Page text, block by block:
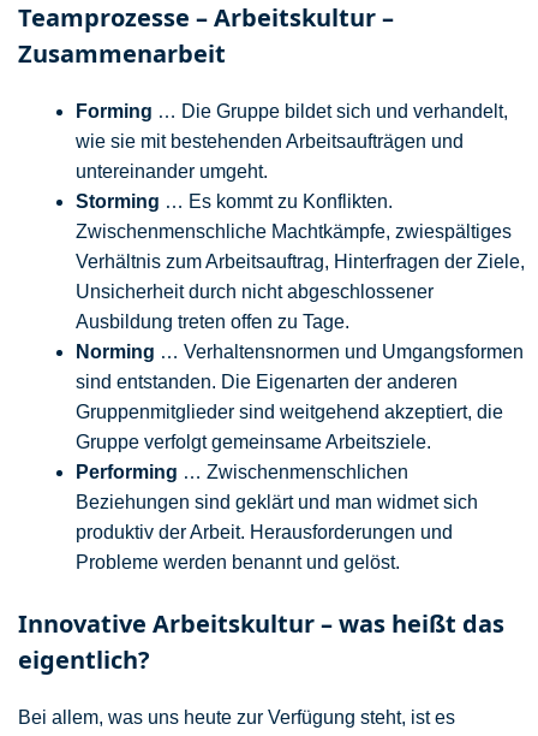
Teamprozesse – Arbeitskultur –
Zusammenarbeit
Forming … Die Gruppe bildet sich und verhandelt,
wie sie mit bestehenden Arbeitsaufträgen und
untereinander umgeht.
Storming … Es kommt zu Konflikten.
Zwischenmenschliche Machtkämpfe, zwiespältiges
Verhältnis zum Arbeitsauftrag, Hinterfragen der Ziele,
Unsicherheit durch nicht abgeschlossener
Ausbildung treten offen zu Tage.
Norming … Verhaltensnormen und Umgangsformen
sind entstanden. Die Eigenarten der anderen
Gruppenmitglieder sind weitgehend akzeptiert, die
Gruppe verfolgt gemeinsame Arbeitsziele.
Performing … Zwischenmenschlichen
Beziehungen sind geklärt und man widmet sich
produktiv der Arbeit. Herausforderungen und
Probleme werden benannt und gelöst.
Innovative Arbeitskultur – was heißt das
eigentlich?
Bei allem, was uns heute zur Verfügung steht, ist es